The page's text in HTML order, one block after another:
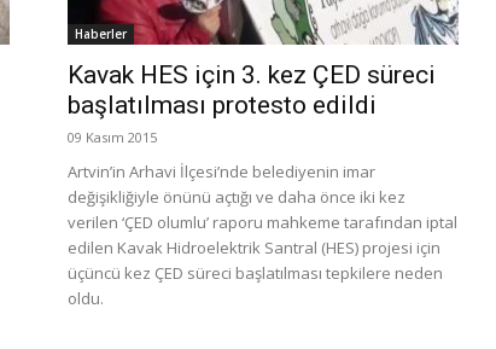
Haberler
Kavak HES için 3. kez ÇED süreci
başlatılması protesto edildi
09 Kasım 2015
Artvin’in Arhavi İlçesi’nde belediyenin imar
değişikliğiyle önünü açtığı ve daha önce iki kez
verilen ‘ÇED olumlu’ raporu mahkeme tarafından iptal
edilen Kavak Hidroelektrik Santral (HES) projesi için
üçüncü kez ÇED süreci başlatılması tepkilere neden
oldu.